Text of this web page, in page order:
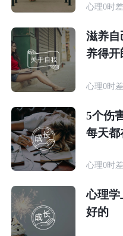
心理0时差
滋养自
养得开
心理0时差
5个伤
每天都
心理0时差
心理学
好的